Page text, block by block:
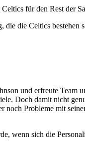
für den Rest der
die Celtics bestehen
und erfreute Team
Doch damit nicht
Probleme mit
wenn sich die